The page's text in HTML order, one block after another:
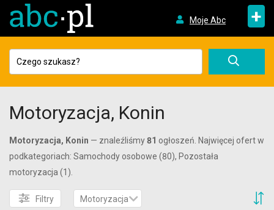
Moje Abc +
Motoryzacja, Konin
Motoryzacja, Konin — znaleźliśmy81 ogłoszeń. Najwięcej ofert w
podkategoriach: Samochody osobowe (80), Pozostała
motoryzacja (1).
Filtry Motoryzacja